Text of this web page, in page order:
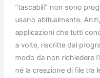
“tascabili” non sono
usano abitualmente.
applicazioni che tutti
a volte, riscritte dai
modo da non richiedere
né la creazione di file tra